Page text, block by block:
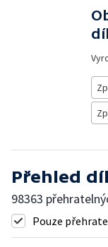
Přehled
98363
Pouze